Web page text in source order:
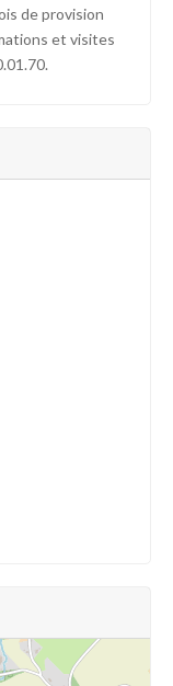
de provision
et visites